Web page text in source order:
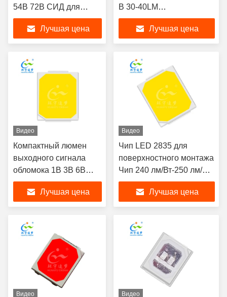
54В 72В СИД для
умного освещения
Лучшая цена
В 30-40LM
СВЕТОДИОДНЫЙ ЧИП
для световой ленты
Лучшая цена
Видео
Компактный люмен
выходного сигнала
обломока 1В 3В 6В
6500К СИД 2835 СМД
высокийЛучшая цена
Видео
Чип LED 2835 для
поверхностного монтажа
Чип 240 лм/Вт-250 лм/Вт
1 Вт с высокой
светоотдачейЛучшая цена
Видео Видео